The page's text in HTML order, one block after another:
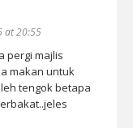
at 20:55
pergi majlis
makan untuk
tengok betapa